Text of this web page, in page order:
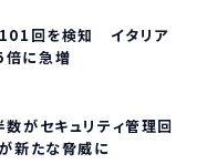
101回を検知 イタリア
に急増
がセキュリティ管理回
新たな脅威に